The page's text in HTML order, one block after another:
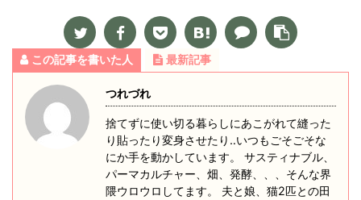
この記事を書いた人 最新記事
つれづれ
捨てずに使い切る暮らしにあこがれて縫った
り貼ったり変身させたり‥いつもごそごそな
にか手を動かしています。 サスティナブル、
パーマカルチャー、畑、発酵、、、そんな界
隈ウロウロしてます。 夫と娘、猫2匹との田